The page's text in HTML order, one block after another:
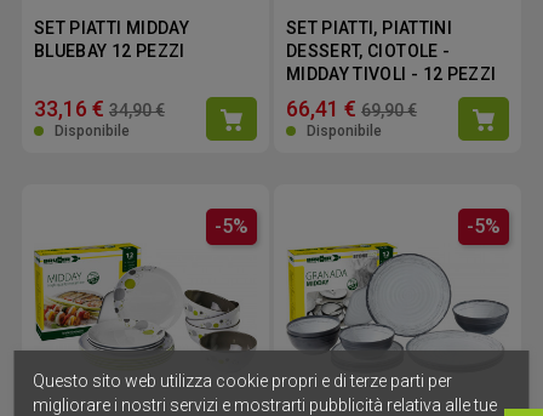
SET PIATTI MIDDAY
BLUEBAY 12 PEZZI
33,16 € 34,90 €
Disponibile
SET PIATTI, PIATTINI
DESSERT, CIOTOLE -
MIDDAY TIVOLI - 12 PEZZI
66,41 € 69,90 €
Disponibile
-5% -5%
Questo sito web utilizza cookie propri e di terze parti per
migliorare i nostri servizi e mostrarti pubblicità relativa alle tue